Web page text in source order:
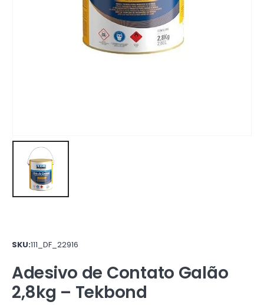
SKU:111_DF_22916
Adesivo de Contato Galão
2,8kg – Tekbond